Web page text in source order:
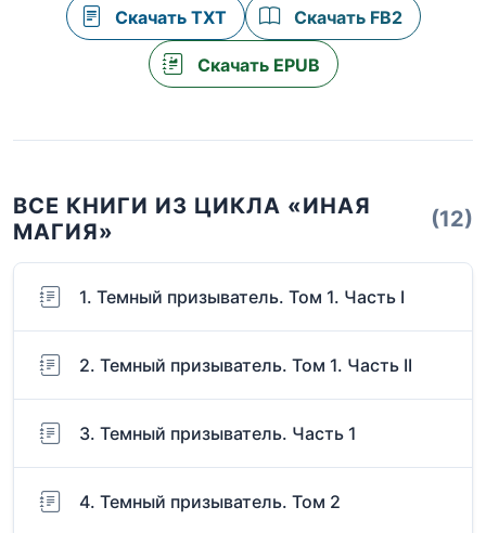
Скачать TXT Скачать FB2
Скачать EPUB
ВСЕ КНИГИ ИЗ ЦИКЛА «ИНАЯ
МАГИЯ»
(12)
1. Темный призыватель. Том 1. Часть I
2. Темный призыватель. Том 1. Часть II
3. Темный призыватель. Часть 1
4. Темный призыватель. Том 2